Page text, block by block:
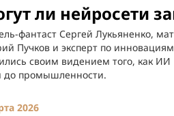
ли нейросети
фантаст Сергей Лукьяненко,
Пучков и эксперт по
своим видением того, как
до промышленности.
2026